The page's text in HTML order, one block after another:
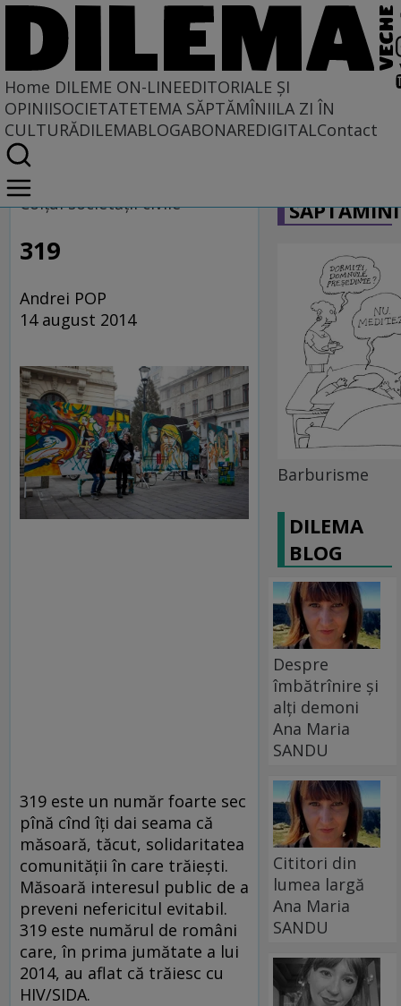
Home DILEME ON-LINEEDITORIALE ȘI
OPINIISOCIETATETEMA SĂPTĂMÎNIILA ZI ÎN
CULTURĂDILEMABLOGABONAREDIGITALContact
Home
Dileme on-line
Colţul societăţii civile
319
Andrei POP
14 august 2014
319 este un număr foarte sec
pînă cînd îţi dai seama că
măsoară, tăcut, solidaritatea
comunității în care trăieşti.
Măsoară interesul public de a
preveni nefericitul evitabil.
319 este numărul de români
care, în prima jumătate a lui
2014, au aflat că trăiesc cu
HIV/SIDA.
Barburisme
DILEMA
BLOG
Despre
îmbătrînire și
alți demoni
Ana Maria
SANDU
Cititori din
lumea largă
Ana Maria
SANDU